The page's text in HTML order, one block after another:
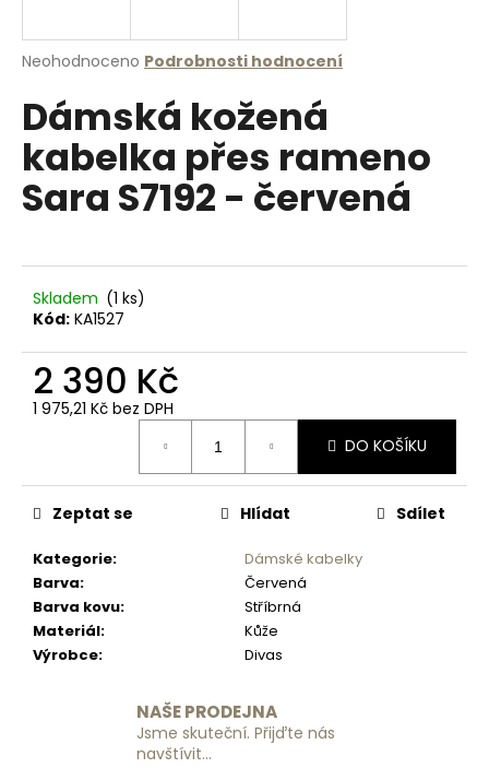
Průměrné
produktu
je
0,0
5
hvězdiček.
Neohodnoceno Podrobnosti hodnocení
Dámská kožená
kabelka přes rameno
Sara S7192 - červená
Skladem (1 ks)
Kód: KA1527
2 390 Kč
1 975,21 Kč bez DPH
DO KOŠÍKU
Kategorie:
Dámské kabelky
Barva:
Červená
Barva kovu:
Stříbrná
Materiál:
Kůže
Výrobce: Divas
Zeptat se Hlídat Sdílet
NAŠE PRODEJNA
Jsme skuteční. Přijďte nás
navštívit...
j
t
?
D
o
p
o
č
u
e
m
e